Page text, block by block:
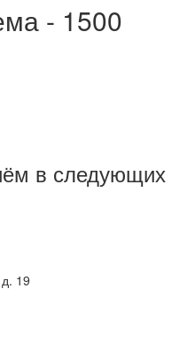
- 1500
в следующих
19